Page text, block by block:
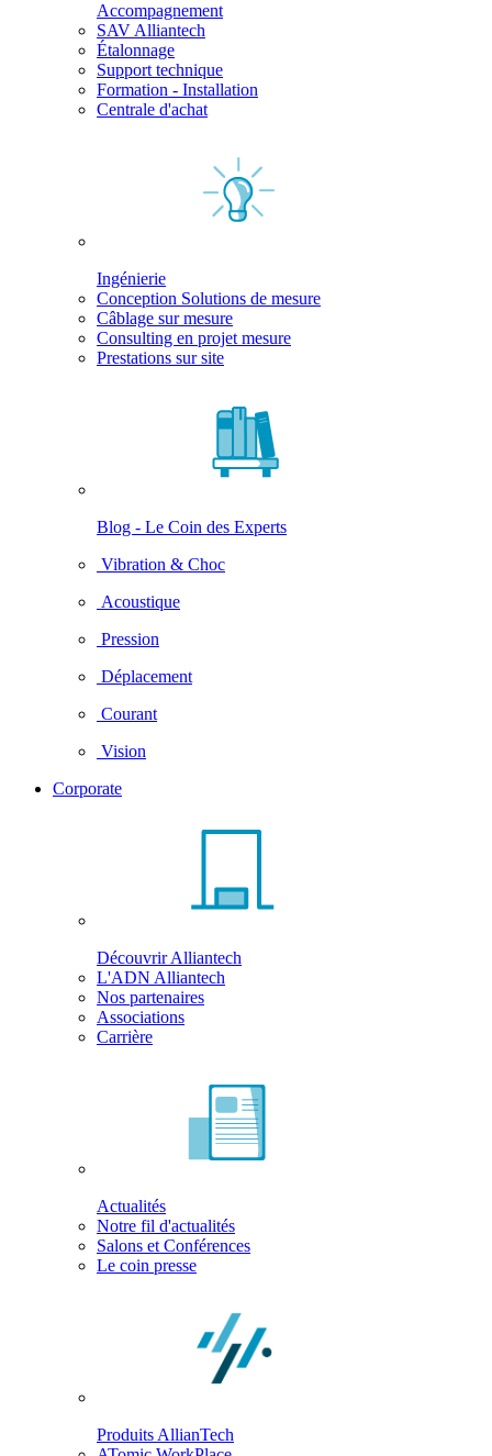
Accompagnement
SAV Alliantech
Étalonnage
Support technique
Formation - Installation
Centrale d'achat
Ingénierie
Conception Solutions de mesure
Câblage sur mesure
Consulting en projet mesure
Prestations sur site
Blog - Le Coin des Experts
Vibration & Choc
Acoustique
Pression
Déplacement
Courant
Vision
Corporate
Découvrir Alliantech
L'ADN Alliantech
Nos partenaires
Associations
Carrière
Actualités
Notre fil d'actualités
Salons et Conférences
Le coin presse
Produits AllianTech